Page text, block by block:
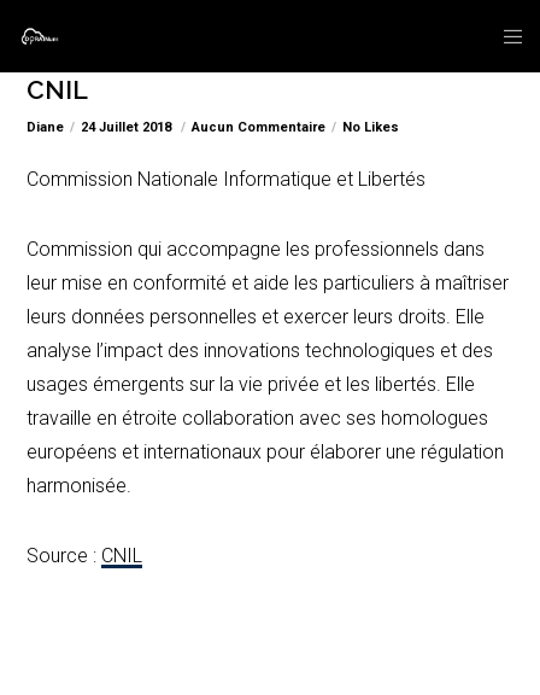
CNIL
Diane 24 Juillet 2018 Aucun Commentaire No Likes
Commission Nationale Informatique et Libertés
Commission qui accompagne les professionnels dans
leur mise en conformité et aide les particuliers à maîtriser
leurs données personnelles et exercer leurs droits. Elle
analyse l’impact des innovations technologiques et des
usages émergents sur la vie privée et les libertés. Elle
travaille en étroite collaboration avec ses homologues
européens et internationaux pour élaborer une régulation
harmonisée.
Source : CNIL